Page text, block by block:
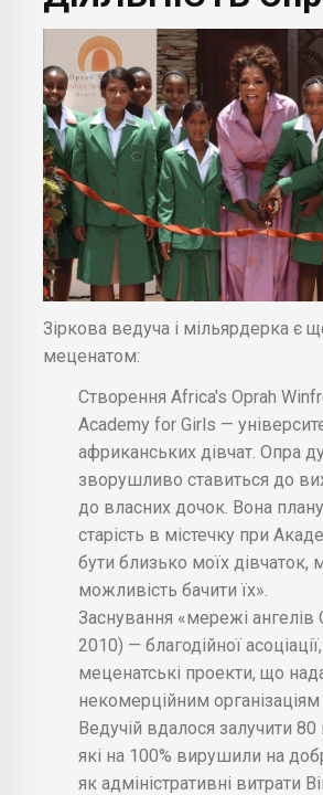
Зіркова ведуча і мільярдерка є
меценатом:
Створення Africa's Oprah
Academy for Girls —
африканських дівчат. Опра
зворушливо ставиться до
до власних дочок. Вона
старість в містечку при
бути близько моїх дівчаток,
можливість бачити їх».
Заснування «мережі
2010) — благодійної
меценатські проекти, що
некомерційним організаціям
Ведучій вдалося залучити
які на 100% вирушили на
як адміністративні витрати